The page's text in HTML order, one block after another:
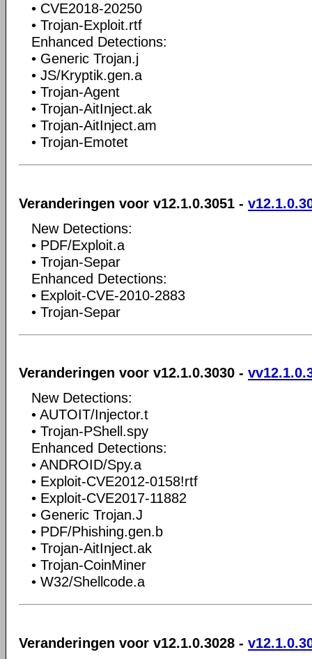
• CVE2018-20250
• Trojan-Exploit.rtf
Enhanced Detections:
• Generic Trojan.j
• JS/Kryptik.gen.a
• Trojan-Agent
• Trojan-AitInject.ak
• Trojan-AitInject.am
• Trojan-Emotet
Veranderingen voor v12.1.0.3051 -
New Detections:
• PDF/Exploit.a
• Trojan-Separ
Enhanced Detections:
• Exploit-CVE-2010-2883
• Trojan-Separ
Veranderingen voor v12.1.0.3030 -
New Detections:
• AUTOIT/Injector.t
• Trojan-PShell.spy
Enhanced Detections:
• ANDROID/Spy.a
• Exploit-CVE2012-0158!rtf
• Exploit-CVE2017-11882
• Generic Trojan.J
• PDF/Phishing.gen.b
• Trojan-AitInject.ak
• Trojan-CoinMiner
• W32/Shellcode.a
Veranderingen voor v12.1.0.3028 -